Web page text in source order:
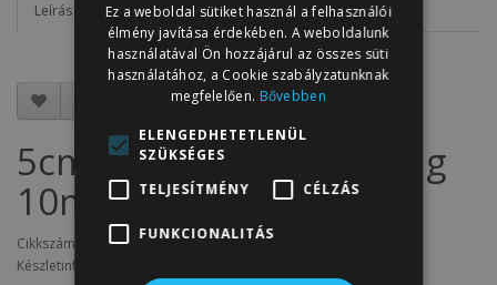
Leírás Vélemények (0)
5cm széles szatén szalag
10m C12-terrakotta
Cikkszám: SZ5.C12
Készletinfó: 5
Ez a weboldal sütiket használ a felhasználói
élmény javítása érdekében. A weboldalunk
használatával Ön hozzájárul az összes süti
használatához, a Cookie szabályzatunknak
megfelelően. Bővebben
ELENGEDHETETLENÜL
SZÜKSÉGES
TELJESÍTMÉNY
CÉLZÁS
FUNKCIONALITÁS